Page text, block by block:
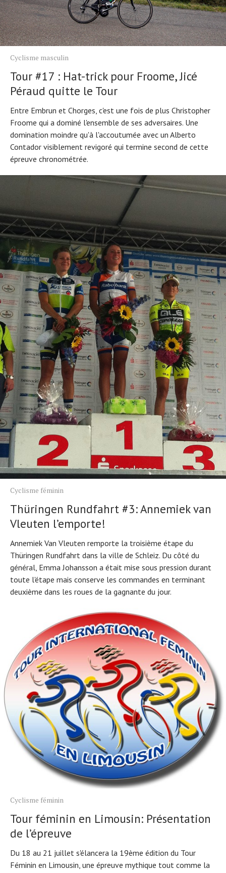
Cyclisme masculin
Tour #17 : Hat-trick pour Froome, Jicé
Péraud quitte le Tour
Entre Embrun et Chorges, c'est une fois de plus Christopher
Froome qui a dominé l'ensemble de ses adversaires. Une
domination moindre qu'à l'accoutumée avec un Alberto
Contador visiblement revigoré qui termine second de cette
épreuve chronométrée.
Cyclisme féminin
Thüringen Rundfahrt #3: Annemiek van
Vleuten l’emporte!
Annemiek Van Vleuten remporte la troisième étape du
Thüringen Rundfahrt dans la ville de Schleiz. Du côté du
général, Emma Johansson a était mise sous pression durant
toute l'étape mais conserve les commandes en terminant
deuxième dans les roues de la gagnante du jour.
Cyclisme féminin
Tour féminin en Limousin: Présentation
de l’épreuve
Du 18 au 21 juillet s'élancera la 19ème édition du Tour
Féminin en Limousin, une épreuve mythique tout comme la